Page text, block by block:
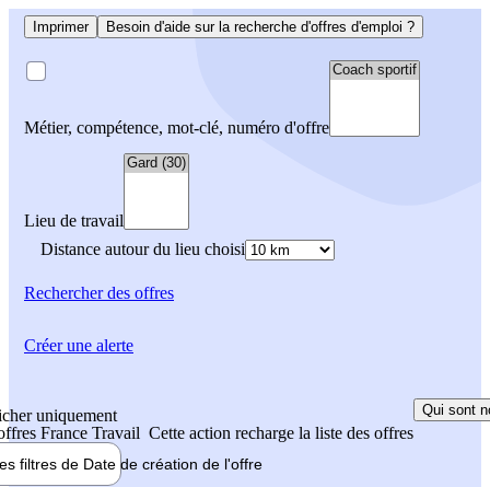
Imprimer Besoin d'aide sur la recherche d'offres d'emploi ?
Métier, compétence, mot-clé, numéro d'offre
Lieu de travail
Distance autour du lieu choisi
Rechercherdes offres
uniquement
France Travail Cette action recharge la liste des offres
Qui sont
filtres de Date de création de l'offre
Créer une alerte